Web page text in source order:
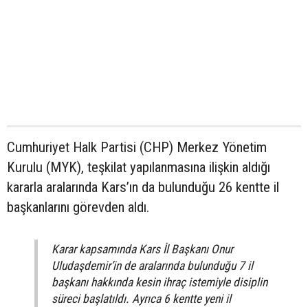
Cumhuriyet Halk Partisi (CHP) Merkez Yönetim
Kurulu (MYK), teşkilat yapılanmasına ilişkin aldığı
kararla aralarında Kars’ın da bulunduğu 26 kentte il
başkanlarını görevden aldı.
Karar kapsamında Kars İl Başkanı Onur
Uludaşdemir’in de aralarında bulunduğu 7 il
başkanı hakkında kesin ihraç istemiyle disiplin
süreci başlatıldı. Ayrıca 6 kentte yeni il